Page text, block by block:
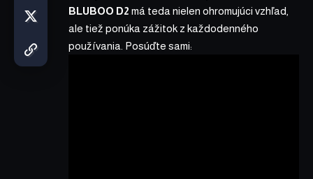
BLUBOO D2 má teda nielen ohromujúci vzhľad,
ale tiež ponúka zážitok z každodenného
používania. Posúďte sami: